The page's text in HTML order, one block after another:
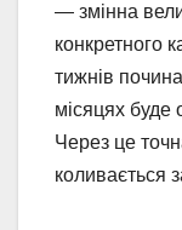
— змінна
конкретного
тижнів
місяцях
Через це
коливається